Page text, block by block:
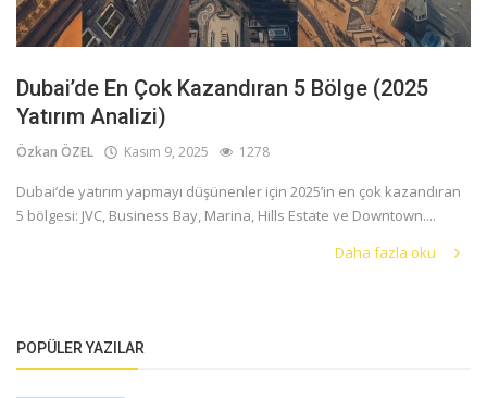
Dubai’de En Çok Kazandıran 5 Bölge (2025
Yatırım Analizi)
Özkan ÖZEL Kasım 9, 2025 1278
Dubai’de yatırım yapmayı düşünenler için 2025’in en çok kazandıran
5 bölgesi: JVC, Business Bay, Marina, Hills Estate ve Downtown....
Daha fazla oku
POPÜLER YAZILAR